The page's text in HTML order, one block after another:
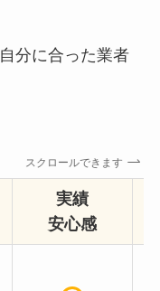
分に合った業者
スクロールできます
実績
安心感